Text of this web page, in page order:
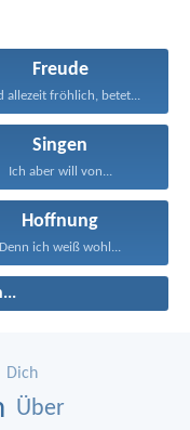
Freude
allezeit fröhlich, betet...
Singen
Ich aber will von...
Hoffnung
Denn ich weiß wohl...
Dich
Über